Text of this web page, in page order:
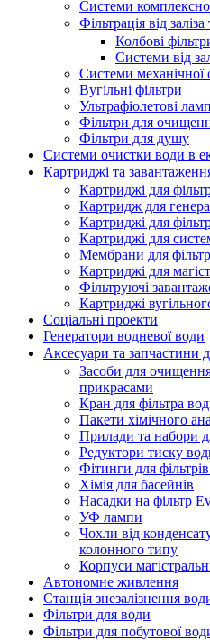
Системи
Фільтрація від
Колбові
Системи від
Системи механічної
Вугільні фільтри
Ультрафіолетові
Фільтри для
Фільтри для душу
Системи очистки води в
Картриджі та
Картриджі для
Картридж для
Картриджі для
Картриджі для
Мембрани для
Картриджі для
Фільтруючі
Картриджі
Соціальні проекти
Генератори водневої води
Аксесуари та запчастини
Засоби для очищення
прикрасами
Кран для фільтра
Пакети хімічного
Прилади та набори
Редуктори тиску
Фітинги для
Хімія для басейнів
Насадки на фільтр
УФ лампи
Чохли від
колонного типу
Корпуси
Автономне живлення
Станція знезалізнення
Фільтри для води
Фільтри для побутової